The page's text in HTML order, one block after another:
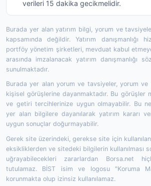
verileri 15 dakika gecikmelidir.
Burada yer alan yatırım bilgi, yorum ve
kapsamında değildir. Yatırım danışmanlığı
portföy yönetim şirketleri, mevduat kabul
arasında imzalanacak yatırım danışmanlığı
sunulmaktadır.
Burada yer alan yorum ve tavsiyeler, yorum ve
kişisel görüşlerine dayanmaktadır. Bu görüşler
ve getiri tercihlerinize uygun olmayabilir. Bu
yer alan bilgilere dayanılarak yatırım kararı
uygun sonuçlar doğurmayabilir.
Gerek site üzerindeki, gerekse site için
eksikliklerden ve sitedeki bilgilerin kullanılması
uğrayabilecekleri zararlardan Borsa.net
tutulamaz. BİST isim ve logosu "Koruma
korunmakta olup izinsiz kullanılamaz.